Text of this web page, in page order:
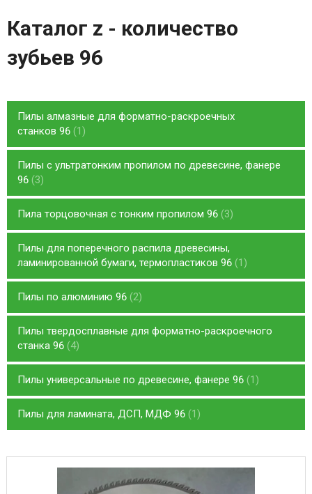
Каталог z - количество
зубьев 96
Пилы алмазные для форматно-раскроечных
станков 96 1
Пилы с ультратонким пропилом по древесине, фанере
96 3
Пила торцовочная с тонким пропилом 96 3
Пилы для поперечного распила древесины,
ламинированной бумаги, термопластиков 96 1
Пилы по алюминию 96 2
Пилы твердосплавные для форматно-раскроечного
станка 96 4
Пилы универсальные по древесине, фанере 96 1
Пилы для ламината, ДСП, МДФ 96 1